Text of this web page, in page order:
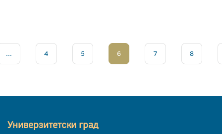
... 4 5 6 7 8
Универзитетски град